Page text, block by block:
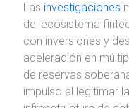
Las investigaciones
del ecosistema
con inversiones y
aceleración en
de reservas
impulso al legitimar